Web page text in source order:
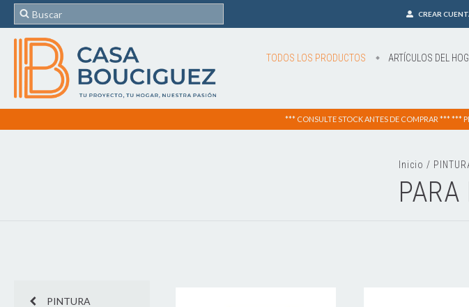
CREAR
TODOS LOS PRODUCTOS ARTÍCULOS DEL
*** CONSULTE STOCK ANTES DE COMPRAR *** ***
Inicio /
PARA
PINTURA